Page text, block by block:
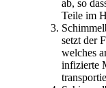
ab, so
Teile im
setzt der
welches
infizierte